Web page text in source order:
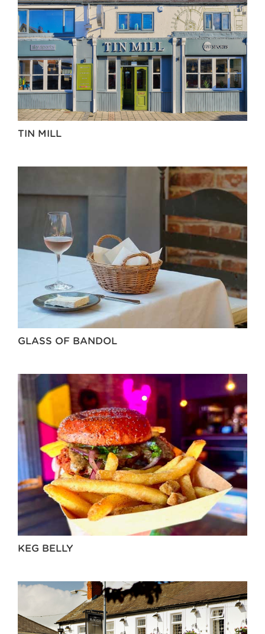
TIN MILL
GLASS OF BANDOL
KEG BELLY